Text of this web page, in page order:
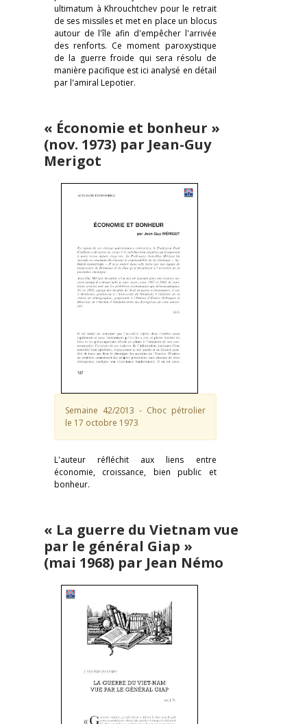
ultimatum à Khrouchtchev pour le retrait
de ses missiles et met en place un blocus
autour de l'île afin d'empêcher l'arrivée
des renforts. Ce moment paroxystique
de la guerre froide qui sera résolu de
manière pacifique est ici analysé en détail
par l'amiral Lepotier.
« Économie et bonheur »
(nov. 1973) par Jean-Guy
Merigot
Semaine 42/2013 - Choc pétrolier
le 17 octobre 1973
L'auteur réfléchit aux liens entre
économie, croissance, bien public et
bonheur.
« La guerre du Vietnam vue
par le général Giap »
(mai 1968) par Jean Némo